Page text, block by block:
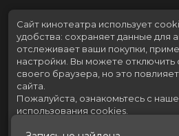
Сайт кинотеатра использует
удобства: сохраняет данные для
отслеживает ваши покупки,
настройки. Вы можете отключить
своего браузера, но это
сайта.
Пожалуйста, ознакомьтесь с
использования cookies